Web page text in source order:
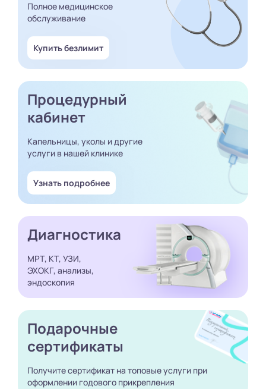
Полное медицинское
обслуживание
Купить безлимит
Процедурный
кабинет
Капельницы, уколы и другие
услуги в нашей клинике
Узнать подробнее
Диагностика
МРТ, КТ, УЗИ,
ЭХОКГ, анализы,
эндоскопия
Подарочные
сертификаты
Получите сертификат на топовые услуги при
оформлении годового прикрепления